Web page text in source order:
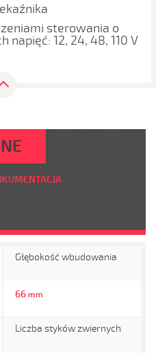
sterowania o
napięć: 12, 24, 48, 110 V
Głębokość wbudowania
66 mm
Liczba styków zwiernych